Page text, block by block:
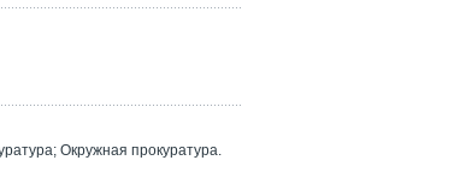
Окружная прокуратура.